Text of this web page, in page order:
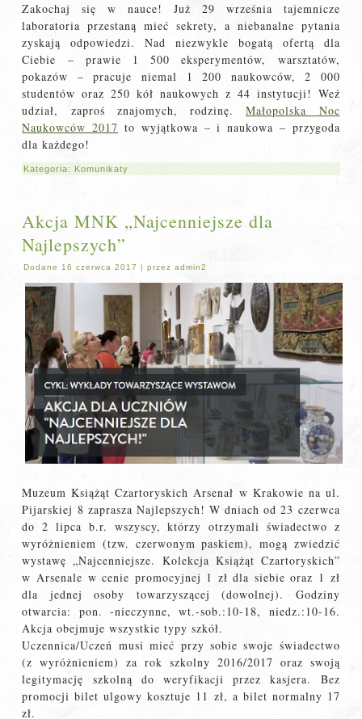
Zakochaj się w nauce! Już 29 września tajemnicze
laboratoria przestaną mieć sekrety, a niebanalne pytania
zyskają odpowiedzi. Nad niezwykle bogatą ofertą dla
Ciebie – prawie 1 500 eksperymentów, warsztatów,
pokazów – pracuje niemal 1 200 naukowców, 2 000
studentów oraz 250 kół naukowych z 44 instytucji! Weź
udział, zaproś znajomych, rodzinę.Małopolska Noc
Naukowców 2017 to wyjątkowa – i naukowa – przygoda
dla każdego!
Kategoria: Komunikaty
Akcja MNK „Najcenniejsze dla
Najlepszych”
Dodane 16 czerwca 2017 |przez admin2
Muzeum Książąt Czartoryskich Arsenał w Krakowie na ul.
Pijarskiej 8 zaprasza Najlepszych! W dniach od 23 czerwca
do 2 lipca b.r. wszyscy, którzy otrzymali świadectwo z
wyróżnieniem (tzw. czerwonym paskiem), mogą zwiedzić
wystawę „Najcenniejsze. Kolekcja Książąt Czartoryskich”
w Arsenale w cenie promocyjnej 1 zł dla siebie oraz 1 zł
dla jednej osoby towarzyszącej (dowolnej). Godziny
otwarcia: pon. -nieczynne, wt.-sob.:10-18, niedz.:10-16.
Akcja obejmuje wszystkie typy szkół.
Uczennica/Uczeń musi mieć przy sobie swoje świadectwo
(z wyróżnieniem) za rok szkolny 2016/2017 oraz swoją
legitymację szkolną do weryfikacji przez kasjera. Bez
promocji bilet ulgowy kosztuje 11 zł, a bilet normalny 17
zł.